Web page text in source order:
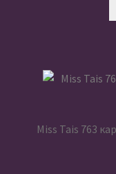
Miss Tais 763